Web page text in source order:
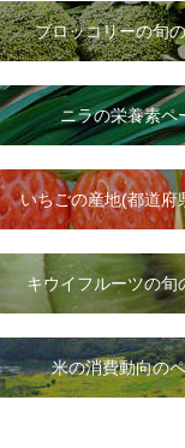
ブロッコリーの旬
ニラの栄養素ペ
いちごの産地(都道府
キウイフルーツの旬
米の消費動向の